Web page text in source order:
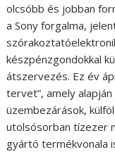
olcsóbb és jobban
a Sony forgalma,
készpénzgondokkal
átszervezés. Ez év
tervet”, amely
üzembezárások,
utolsósorban tízezer
gyártó termékvonala